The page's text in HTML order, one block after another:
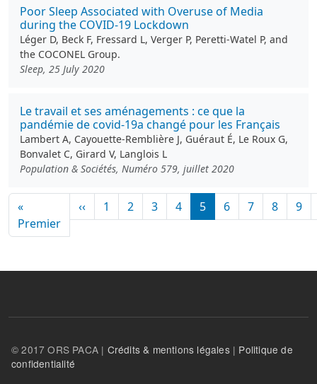
Poor Sleep Associated with Overuse of Media
during the COVID-19 Lockdown
Léger D, Beck F, Fressard L, Verger P, Peretti-Watel P, and
the COCONEL Group.
Sleep, 25 July 2020
Le travail et ses aménagements : ce que la
pandémie de covid-19a changé pour les Français
Lambert A, Cayouette-Remblière J, Guéraut É, Le Roux G,
Bonvalet C, Girard V, Langlois L
Population & Sociétés, Numéro 579, juillet 2020
Pagination
«
PremierPremière page
‹‹Page précédente
1 2 3 4 5 6 7 8 9
© 2017 ORS PACA | Crédits & mentions légales| Politique de
confidentialité